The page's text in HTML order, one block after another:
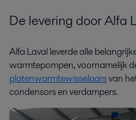
De levering door Alfa
Alfa Laval leverde alle
warmtepompen, voornamelijk
platenwarmtewisselaarsvan
condensors en verdampers.